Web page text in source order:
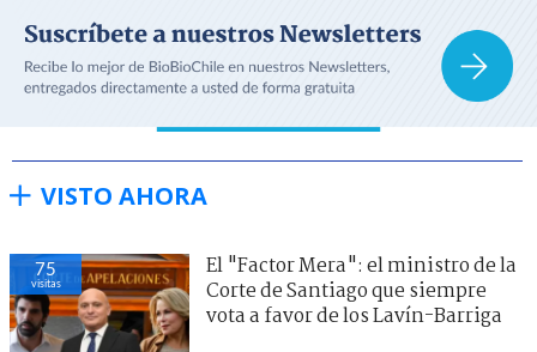
VISTO AHORA
75
visitas
El "Factor Mera": el ministro de la
Corte de Santiago que siempre
vota a favor de los Lavín-Barriga